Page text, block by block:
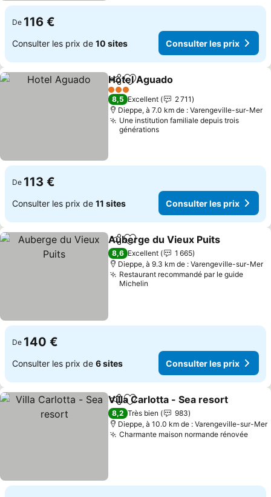
De 116 €
Consulter les prix de 10 sites Consulter les prix
PartagerAjouter à mes favoris
Hotel Aguado
3 Étoiles
8,5 Excellent
2 711
Dieppe, à 7.0 km de : Varengeville-sur-Mer
Une institution familiale depuis trois
générations
De 113 €
Consulter les prix de 11 sites Consulter les prix
PartagerAjouter à mes favoris
Auberge du Vieux Puits
8,6 Excellent
1 665
Dieppe, à 9.3 km de : Varengeville-sur-Mer
Restaurant recommandé par le guide
Michelin
De 140 €
Consulter les prix de 6 sites Consulter les prix
PartagerAjouter à mes favoris
Villa Carlotta - Sea resort
8,2 Très bien
983
Dieppe, à 10.0 km de : Varengeville-sur-Mer
Charmante maison normande rénovée